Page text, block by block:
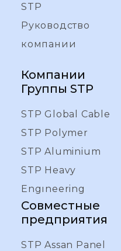
STP
Руководство
компании
Компании
Группы STP
STP Global Cable
STP Polymer
STP Aluminium
STP Heavy
Engıneering
Совместные
предприятия
STP Assan Panel